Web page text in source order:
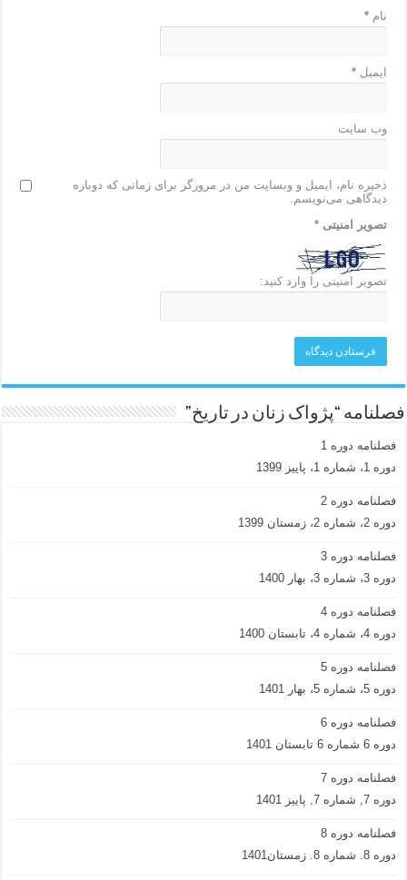
نام*
ایمیل*
وب‌ سایت
ذخیره نام، ایمیل و وبسایت من در مرورگر برای زمانی که دوباره
دیدگاهی می‌نویسم.
تصویر امنیتی*
تصویر امنیتی را وارد کنید:
فصلنامه “پژواک زنان در تاریخ”
فصلنامه دوره 1
دوره 1، شماره 1، پاییز 1399
فصلنامه دوره 2
دوره 2، شماره 2، زمستان 1399
فصلنامه دوره 3
دوره 3، شماره 3، بهار 1400
فصلنامه دوره 4
دوره 4، شماره 4، تابستان 1400
فصلنامه دوره 5
دوره 5، شماره 5، بهار 1401
فصلنامه دوره 6
دوره 6 شماره 6 تابستان 1401
فصلنامه دوره 7
دوره 7, شماره 7, پاییز 1401
فصلنامه دوره 8
دوره 8. شماره 8. زمستان1401